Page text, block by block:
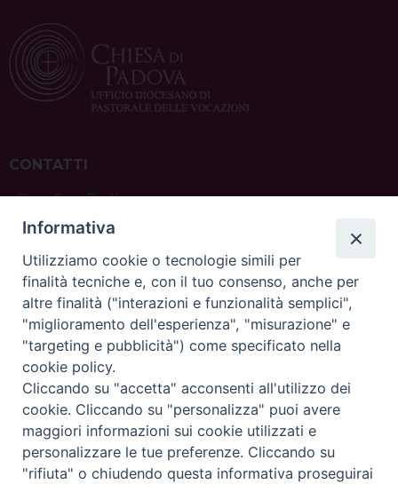
CONTATTI
ufficio: Casa Pio X
via Bonporti, 20 – 35141 Padova
tel: +39 351 619 2354
e mail:ufficiovocazionipadova@gmail.com
sede: Casa Sant'Andrea
via Valmarana, 20 – 35133 Padova
instagram:@casasantandreapadova
e mail:casasantandreapadova@gmail.com
Informativa
Utilizziamo cookie o tecnologie simili per
finalità tecniche e, con il tuo consenso, anche per
altre finalità ("interazioni e funzionalità semplici",
"miglioramento dell'esperienza", "misurazione" e
"targeting e pubblicità") come specificato nella
cookie policy.
Cliccando su "accetta" acconsenti all'utilizzo dei
cookie. Cliccando su "personalizza" puoi avere
maggiori informazioni sui cookie utilizzati e
personalizzare le tue preferenze. Cliccando su
"rifiuta" o chiudendo questa informativa proseguirai